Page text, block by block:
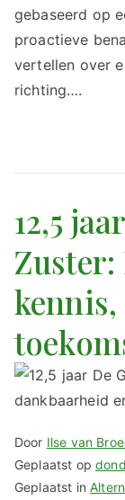
gebaseerd op
proactieve
vertellen over
richting….
12,5
Zuster:
Door Ilse van
Geplaatst op
Geplaatst in